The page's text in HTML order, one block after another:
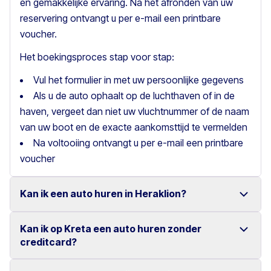
en gemakkelijke ervaring. Na het afronden van uw
reservering ontvangt u per e-mail een printbare
voucher.
Het boekingsproces stap voor stap:
Vul het formulier in met uw persoonlijke gegevens
Als u de auto ophaalt op de luchthaven of in de
haven, vergeet dan niet uw vluchtnummer of de naam
van uw boot en de exacte aankomsttijd te vermelden
Na voltooiing ontvangt u per e-mail een printbare
voucher
Kan ik een auto huren in Heraklion?
Ja, wij bieden autoverhuur in Heraklion met een ruime
Kan ik op Kreta een auto huren zonder
creditcard?